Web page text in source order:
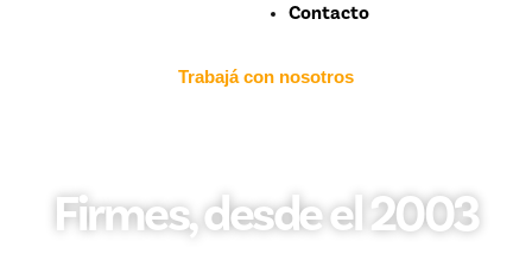
Contacto
Trabajá con nosotros
Firmes, desde el 2003